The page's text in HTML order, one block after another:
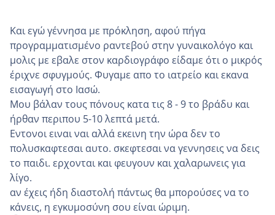
Και εγώ γέννησα με πρόκληση, αφού πήγα
προγραμματισμένο ραντεβού στην γυναικολόγο και
μολις με εβαλε στον καρδιογράφο είδαμε ότι ο μικρός
έριχνε σφυγμούς. Φυγαμε απο το ιατρείο και εκανα
εισαγωγή στο Ιασώ.
Μου βάλαν τους πόνους κατα τις 8 - 9 το βράδυ και
ήρθαν περιπου 5-10 λεπτά μετά.
Εντονοι ειναι ναι αλλά εκεινη την ώρα δεν το
πολυσκαφτεσαι αυτο. σκεφτεσαι να γεννησεις να δεις
το παιδι. ερχονται και φευγουν και χαλαρωνεις για
λίγο.
αν έχεις ήδη διαστολή πάντως θα μπορούσες να το
κάνεις, η εγκυμοσύνη σου είναι ώριμη.